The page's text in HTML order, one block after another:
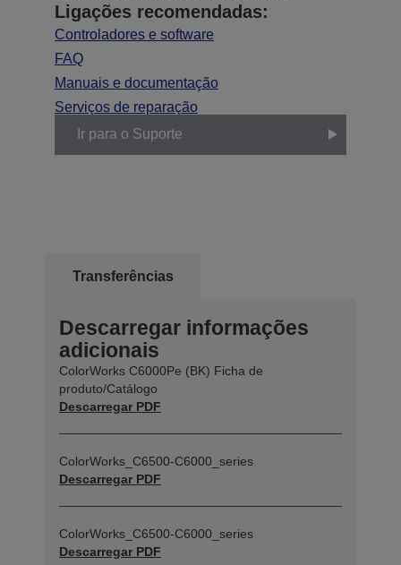
Ligações recomendadas:
Controladores e software
FAQ
Manuais e documentação
Serviços de reparação
Ir para o Suporte
Transferências
Descarregar informações
adicionais
ColorWorks C6000Pe (BK) Ficha de
produto/Catálogo
Descarregar PDF
ColorWorks_C6500-C6000_series
Descarregar PDF
ColorWorks_C6500-C6000_series
Descarregar PDF